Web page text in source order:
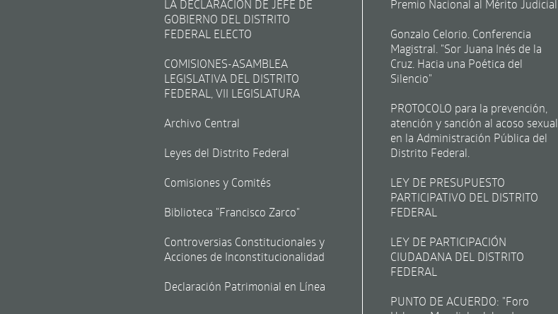
LA DECLARACIÓN DE JEFE DE
GOBIERNO DEL DISTRITO
FEDERAL ELECTO
COMISIONES-ASAMBLEA
LEGISLATIVA DEL DISTRITO
FEDERAL, VII LEGISLATURA
Archivo Central
Leyes del Distrito Federal
Comisiones y Comités
Biblioteca "Francisco Zarco"
Controversias Constitucionales y
Acciones de Inconstitucionalidad
Declaración Patrimonial en Línea
Premio Nacional al Mérito Judicial
Gonzalo Celorio. Conferencia
Magistral. "Sor Juana Inés de la
Cruz. Hacia una Poética del
Silencio"
PROTOCOLO para la prevención,
atención y sanción al acoso sexual
en la Administración Pública del
Distrito Federal.
LEY DE PRESUPUESTO
PARTICIPATIVO DEL DISTRITO
FEDERAL
LEY DE PARTICIPACIÓN
CIUDADANA DEL DISTRITO
FEDERAL
PUNTO DE ACUERDO: "Foro